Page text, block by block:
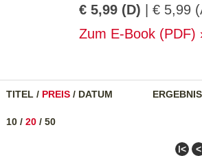
€ 5,99 (D) | € 5,99
Zum E-Book (PDF)
TITEL / PREIS / DATUM
10 / 20 / 50
ǀ< <